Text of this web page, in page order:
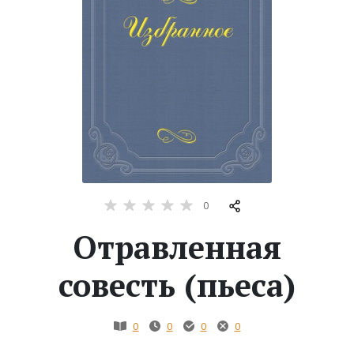
Экранизации
0
Отравленная
совесть (пьеса)
0 0 0 0